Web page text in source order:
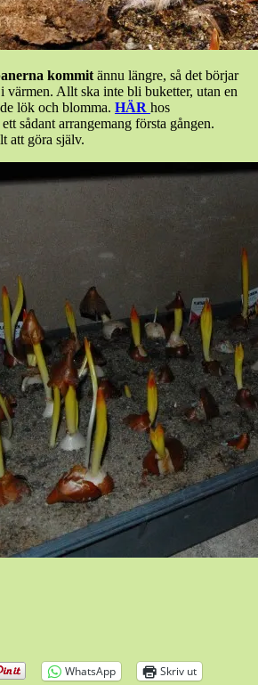
kommit ännu längre, så det börjar
värmen. Allt ska inte bli buketter, utan en
lök och blomma. HÄR hos
sådant arrangemang första gången.
att göra själv.
WhatsApp
Skriv ut